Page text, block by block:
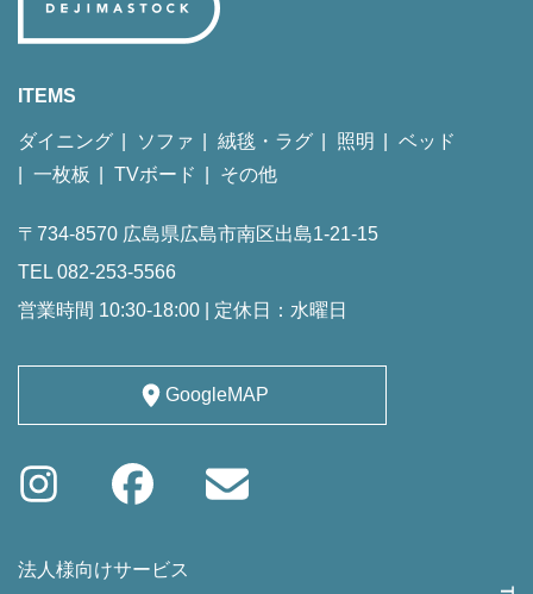
ITEMS
ダイニング ソファ 絨毯・ラグ 照明
ベッド
一枚板
TVボード その他
〒734-8570 広島県広島市南区出島1-21-15
TEL 082-253-5566
営業時間 10:30-18:00 | 定休日：水曜日
GoogleMAP
法人様向けサービス